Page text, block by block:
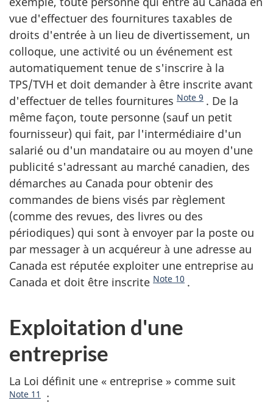
vue d'effectuer des fournitures taxables de
droits d'entrée à un lieu de divertissement, un
colloque, une activité ou un événement est
automatiquement tenue de s'inscrire à la
TPS/TVH et doit demander à être inscrite avant
d'effectuer de telles fournitures Note 9 . De la
même façon, toute personne (sauf un petit
fournisseur) qui fait, par l'intermédiaire d'un
salarié ou d'un mandataire ou au moyen d'une
publicité s'adressant au marché canadien, des
démarches au Canada pour obtenir des
commandes de biens visés par règlement
(comme des revues, des livres ou des
périodiques) qui sont à envoyer par la poste ou
par messager à un acquéreur à une adresse au
Canada est réputée exploiter une entreprise au
Canada et doit être inscrite Note 10 .
Exploitation d'une
entreprise
La Loi définit une « entreprise » comme suit
Note 11
: